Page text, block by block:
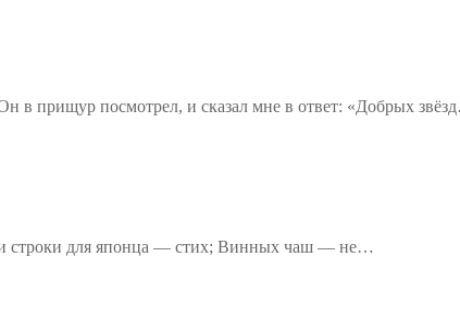
в прищур посмотрел, и сказал мне в ответ: «Добрых
строки для японца — стих; Винных чаш — не…